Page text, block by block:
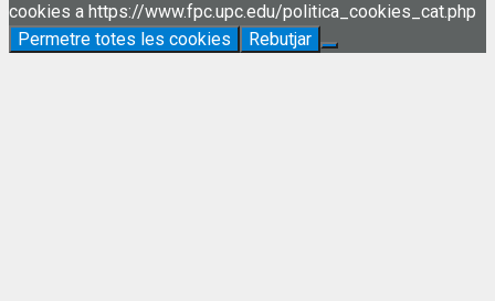
cookies a https://www.fpc.upc.edu/politica_cookies_cat.php
Permetre totes les cookies
Rebutjar